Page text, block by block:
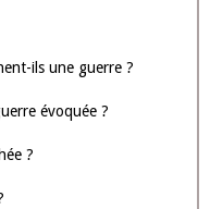
?
?
de Gargantua